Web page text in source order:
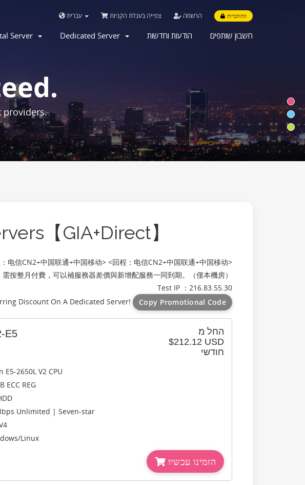
צפייה בעגלת הקניות הרשמה התחברות
Server Dedicated Server הודעות וחדשות חשבון שותפים
providers.
【GIA+Direct】
电信CN2+中国联通+中国移动> <回程：电信CN2+中国联通+中国移动>
按整月付費，可以補服務器差價與新增配服務一同到期。（僅本機房）
Test IP ：216.83.55.30
Discount On A Dedicated Server! Copy Promotional Code
החל מ
$212.12 USD
חודשי
E5
E5-2650L V2 CPU
ECC REG
Unlimited | Seven-star
Linux
הזמינו עכשיו